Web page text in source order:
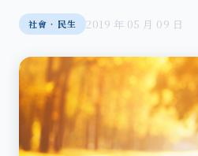
社會‧民生 2019 年 05 月 09 日